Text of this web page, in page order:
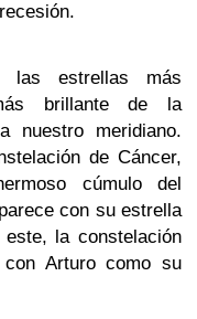
las estrellas más
brillante de la
nuestro meridiano.
de Cáncer,
cúmulo del
con su estrella
la constelación
Arturo como su